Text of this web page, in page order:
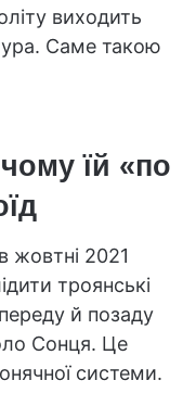
виходить
Саме такою
їй «по
жовтні 2021
троянські
й позаду
Сонця. Це
системи.